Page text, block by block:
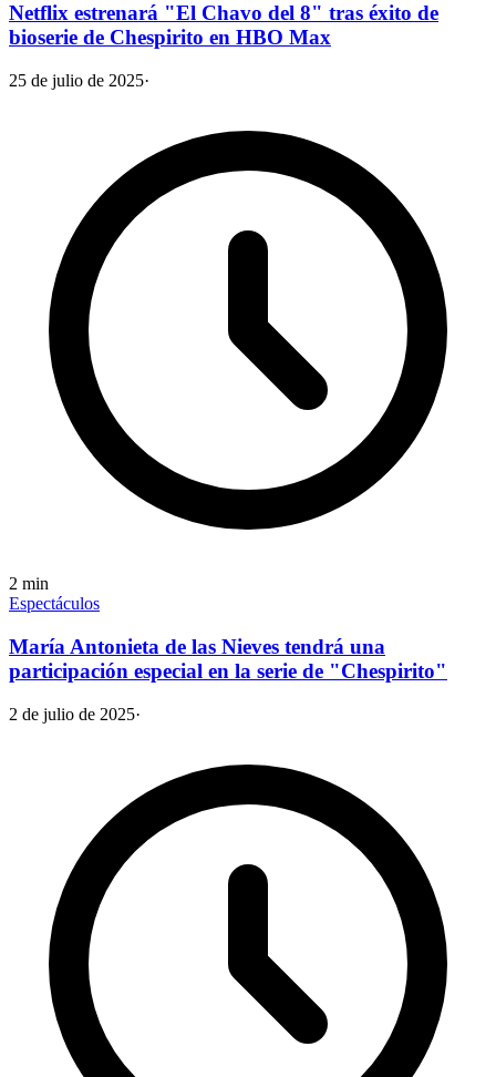
Netflix estrenará "El Chavo del 8" tras éxito de
bioserie de Chespirito en HBO Max
25 de julio de 2025·
2 min
Espectáculos
María Antonieta de las Nieves tendrá una
participación especial en la serie de "Chespirito"
2 de julio de 2025·